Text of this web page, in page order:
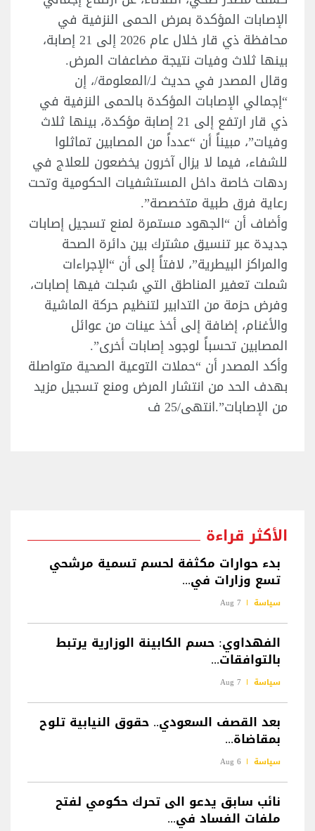
الإصابات المؤكدة بمرض الحمى النزفية في
محافظة ذي قار خلال عام 2026 إلى 21 إصابة،
بينها ثلاث وفيات نتيجة مضاعفات المرض.
وقال المصدر في حديث لـ/المعلومة/، إن
“إجمالي الإصابات المؤكدة بالحمى النزفية في
ذي قار ارتفع إلى 21 إصابة مؤكدة، بينها ثلاث
وفيات”، مبيناً أن “عدداً من المصابين تماثلوا
للشفاء، فيما لا يزال آخرون يخضعون للعلاج في
ردهات خاصة داخل المستشفيات الحكومية وتحت
رعاية فرق طبية متخصصة”.
وأضاف أن “الجهود مستمرة لمنع تسجيل إصابات
جديدة عبر تنسيق مشترك بين دائرة الصحة
والمراكز البيطرية”، لافتاً إلى أن “الإجراءات
شملت تعفير المناطق التي سُجلت فيها إصابات،
وفرض حزمة من التدابير لتنظيم حركة الماشية
والأغنام، إضافة إلى أخذ عينات من عوائل
المصابين تحسباً لوجود إصابات أخرى”.
وأكد المصدر أن “حملات التوعية الصحية متواصلة
بهدف الحد من انتشار المرض ومنع تسجيل مزيد
من الإصابات”.انتهى/25 ف
الأكثر قراءة
بدء حوارات مكثفة لحسم تسمية مرشحي
تسع وزارات في...
سياسة 7 Aug
الفهداوي: حسم الكابينة الوزارية يرتبط
بالتوافقات...
سياسة 7 Aug
بعد القصف السعودي.. حقوق النيابية تلوح
بمقاضاة...
سياسة 6 Aug
نائب سابق يدعو الى تحرك حكومي لفتح
ملفات الفساد في...